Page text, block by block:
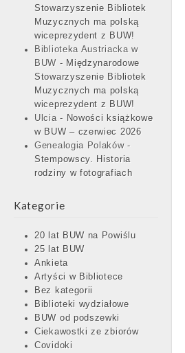
Stowarzyszenie Bibliotek
Muzycznych ma polską
wiceprezydent z BUW!
Biblioteka Austriacka w
BUW - Międzynarodowe
Stowarzyszenie Bibliotek
Muzycznych ma polską
wiceprezydent z BUW!
Ulcia - Nowości książkowe
w BUW – czerwiec 2026
Genealogia Polaków-
Stempowscy. Historia
rodziny w fotografiach
Kategorie
20 lat BUW na Powiślu
25 lat BUW
Ankieta
Artyści w Bibliotece
Bez kategorii
Biblioteki wydziałowe
BUW od podszewki
Ciekawostki ze zbiorów
Covidoki